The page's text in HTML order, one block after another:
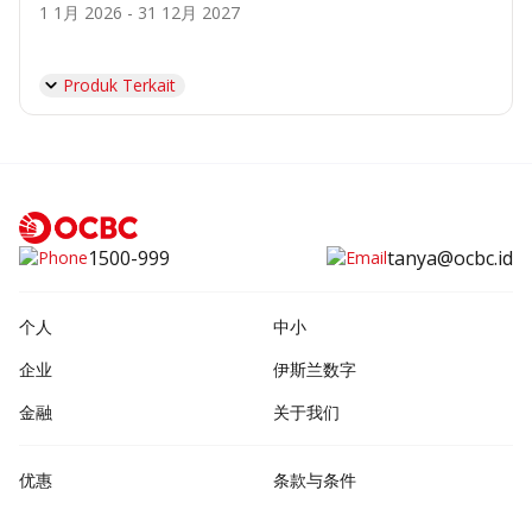
1 1月 2026 - 31 12月 2027
Produk Terkait
1500-999 tanya@ocbc.id
个人
中小
企业
伊斯兰数字
金融
关于我们
优惠
条款与条件